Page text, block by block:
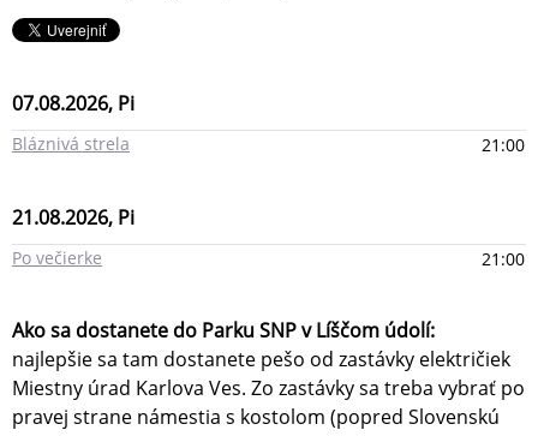
07.08.2026, Pi
Bláznivá strela 21:00
21.08.2026, Pi
Po večierke 21:00
Ako sa dostanete do Parku SNP v Líščom údolí:
najlepšie sa tam dostanete pešo od zastávky električiek
Miestny úrad Karlova Ves. Zo zastávky sa treba vybrať po
pravej strane námestia s kostolom (popred Slovenskú